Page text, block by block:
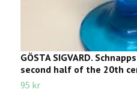
GÖSTA SIGVARD.
second half of the 20th
95 kr